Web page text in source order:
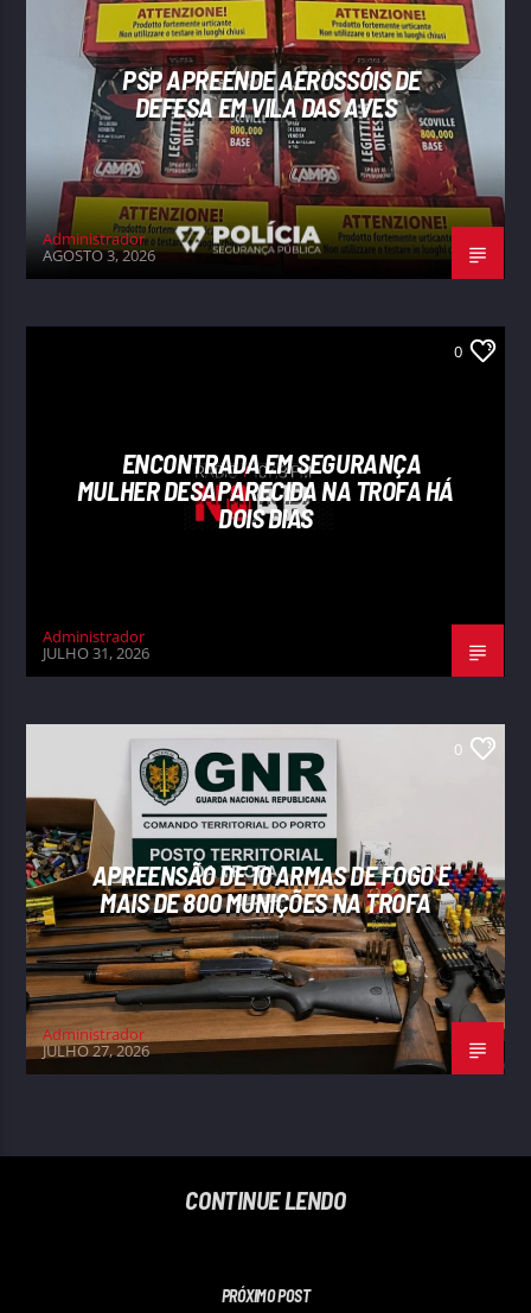
PSP APREENDE AEROSSÓIS DE
DEFESA EM VILA DAS AVES
Administrador
AGOSTO 3, 2026
0
ENCONTRADA EM SEGURANÇA
MULHER DESAPARECIDA NA TROFA HÁ
DOIS DIAS
Administrador
JULHO 31, 2026
0
APREENSÃO DE 10 ARMAS DE FOGO E
MAIS DE 800 MUNIÇÕES NA TROFA
Administrador
JULHO 27, 2026
CONTINUE LENDO
PRÓXIMO POST